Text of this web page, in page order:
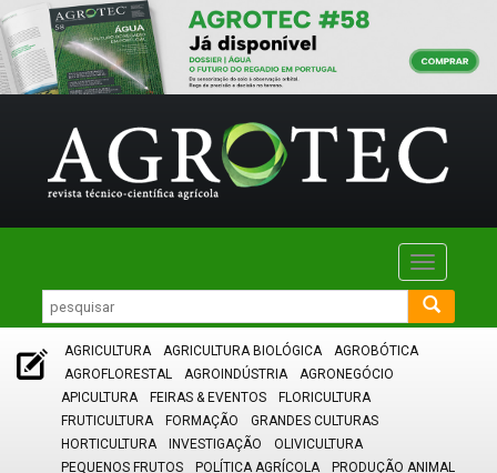
Toggle
AGRICULTURA AGRICULTURA BIOLÓGICA
AGROBÓTICA
AGROFLORESTAL
AGROINDÚSTRIA
AGRONEGÓCIO
APICULTURA
FEIRAS & EVENTOS
FLORICULTURA
FRUTICULTURA
FORMAÇÃO
GRANDES CULTURAS
HORTICULTURA
INVESTIGAÇÃO
OLIVICULTURA
PEQUENOS FRUTOS
POLÍTICA AGRÍCOLA
PRODUÇÃO ANIMAL